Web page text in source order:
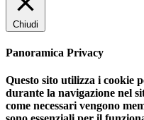
Chiudi
Panoramica Privacy
Questo sito utilizza i cookie
durante la navigazione nel
come necessari vengono